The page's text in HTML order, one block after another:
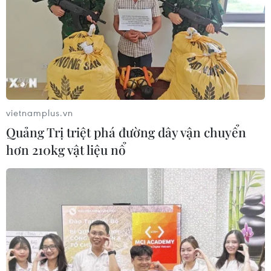
Báo Argentina nói ngành vật liệu
công nghệ cao Việt Nam "hút" đầu tư
nước ngoài
05/08/2026 03:11
Xem thêm
CƠ QUAN CHỦ QUẢN: THÔNG TẤN XÃ VIỆT NAM
Tổng Biên tập: TRẦN TIẾN DUẨN
Phó Tổng Biên tập: NGUYỄN THỊ TÁM, KHÚC THANH
THỦY
vietnamplus.vn
Quảng Trị triệt phá đường dây vận chuyển
hơn 210kg vật liệu nổ